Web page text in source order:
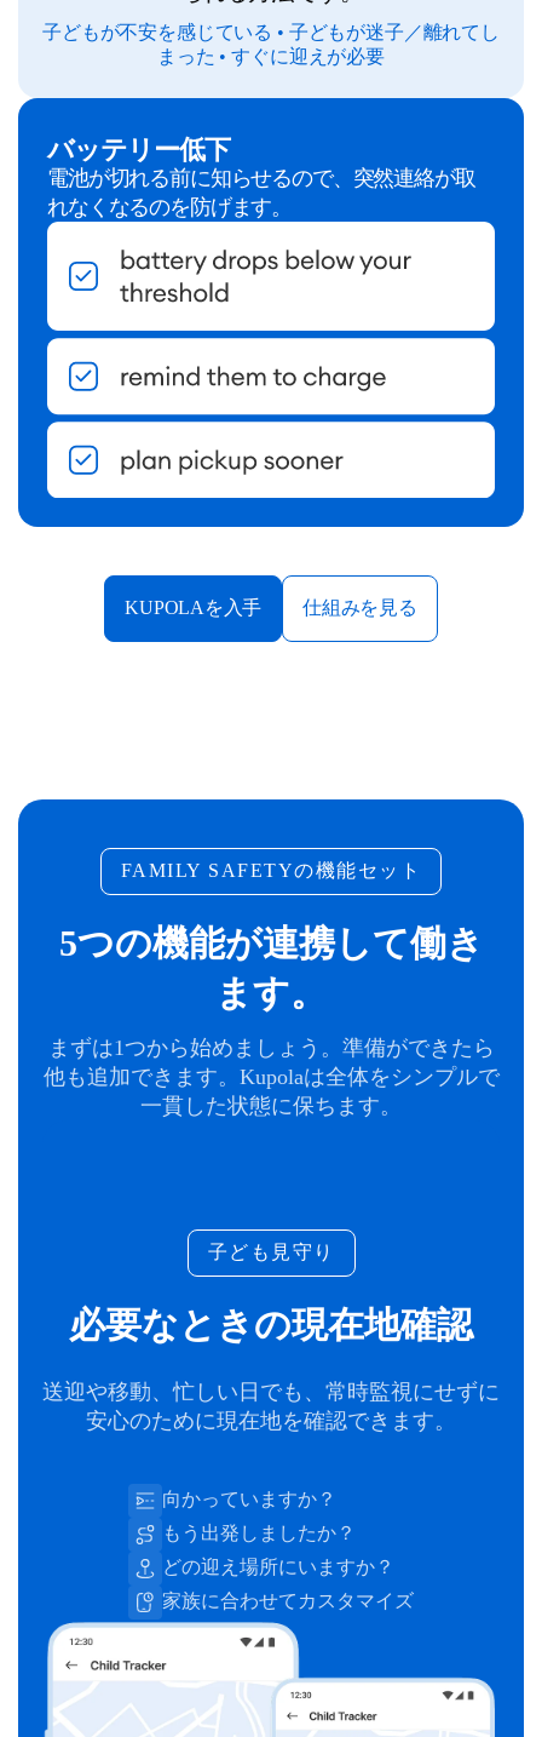
子どもが不安を感じている • 子どもが迷子／離れてし
まった • すぐに迎えが必要
バッテリー低下
電池が切れる前に知らせるので、突然連絡が取
れなくなるのを防げます。
KUPOLAを入手 仕組みを見る
FAMILY SAFETYの機能セット
5つの機能が連携して働き
ます。
まずは1つから始めましょう。準備ができたら
他も追加できます。Kupolaは全体をシンプルで
一貫した状態に保ちます。
子ども見守り
必要なときの現在地確認
送迎や移動、忙しい日でも、常時監視にせずに
安心のために現在地を確認できます。
向かっていますか？
もう出発しましたか？
どの迎え場所にいますか？
家族に合わせてカスタマイズ